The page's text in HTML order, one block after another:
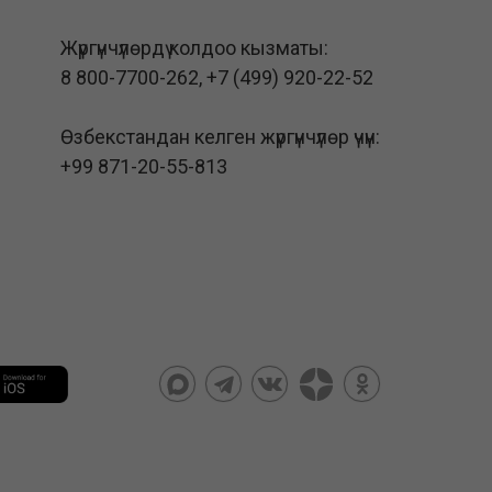
Жүргүнчүлөрдү колдоо кызматы:
8 800-7700-262,+7 (499) 920-22-52
Өзбекстандан келген жүргүнчүлөр үчүн:
+99 871-20-55-813